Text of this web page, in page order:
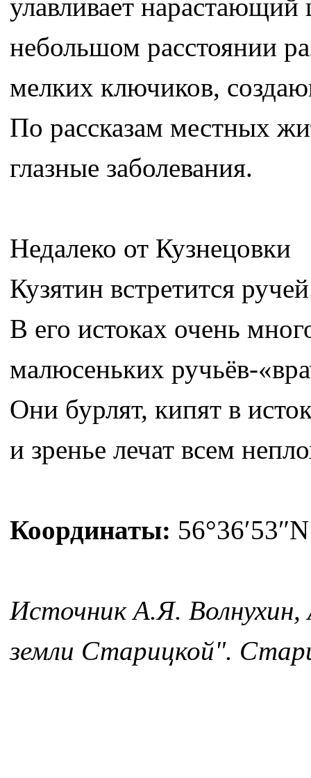
улавливает
небольшом расстоянии
мелких ключиков,
По рассказам местных
глазные заболевания.
Недалеко от Кузнецовки
Кузятин встретится
В его истоках очень
малюсеньких ручьёв-
Они бурлят, кипят в
и зренье лечат всем
Координаты:
Источник А.Я.
земли Старицкой".